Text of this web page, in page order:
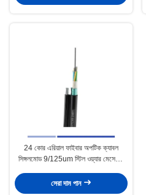
24 কোর এরিয়াল ফাইবার অপটিক ক্যাবল
সিঙ্গলমোড 9/125um স্টিল ওয়্যার মেসেঞ্জার
সেরা দাম পান